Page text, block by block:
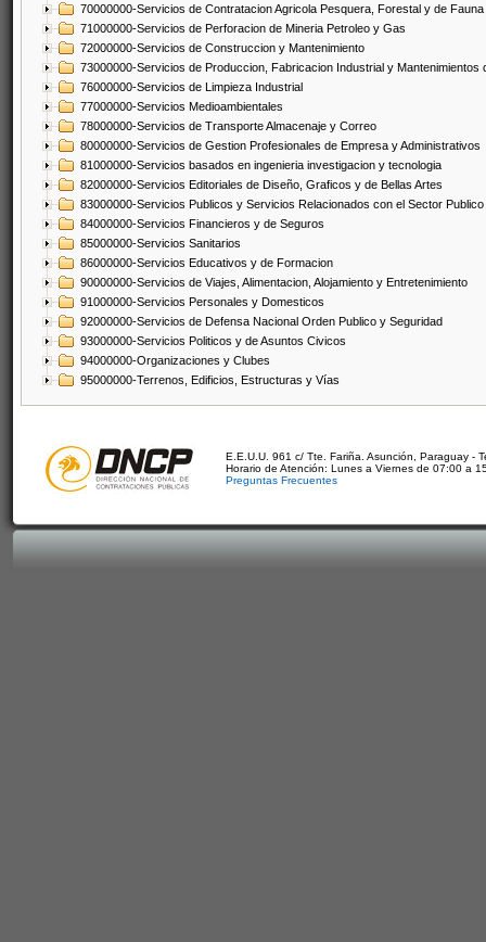
70000000-Servicios de Contratacion Agricola Pesquera, Forestal y de Fauna
71000000-Servicios de Perforacion de Mineria Petroleo y Gas
72000000-Servicios de Construccion y Mantenimiento
73000000-Servicios de Produccion, Fabricacion Industrial y Mantenimientos
76000000-Servicios de Limpieza Industrial
77000000-Servicios Medioambientales
78000000-Servicios de Transporte Almacenaje y Correo
80000000-Servicios de Gestion Profesionales de Empresa y Administrativos
81000000-Servicios basados en ingenieria investigacion y tecnologia
82000000-Servicios Editoriales de Diseño, Graficos y de Bellas Artes
83000000-Servicios Publicos y Servicios Relacionados con el Sector Publico
84000000-Servicios Financieros y de Seguros
85000000-Servicios Sanitarios
86000000-Servicios Educativos y de Formacion
90000000-Servicios de Viajes, Alimentacion, Alojamiento y Entretenimiento
91000000-Servicios Personales y Domesticos
92000000-Servicios de Defensa Nacional Orden Publico y Seguridad
93000000-Servicios Politicos y de Asuntos Civicos
94000000-Organizaciones y Clubes
95000000-Terrenos, Edificios, Estructuras y Vías
E.E.U.U. 961 c/ Tte. Fariña. Asunción, Paraguay -
Horario de Atención: Lunes a Viernes de 07:00 a
Preguntas Frecuentes